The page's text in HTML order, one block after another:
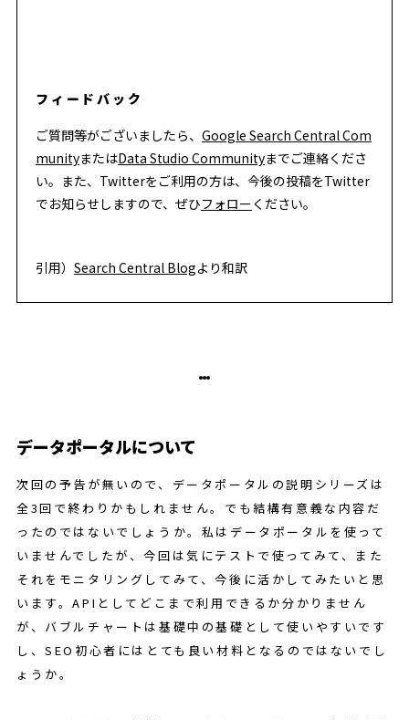
フィードバック
ご質問等がございましたら、 Google Search Central Com
munityまたはData Studio Communityまでご連絡くださ
い。また、Twitterをご利用の方は、今後の投稿をTwitter
でお知らせしますので、ぜひフォロー ください。
引用） Search Central Blogより和訳
データポータルについて
次回の予告が無いので、データポータルの説明シリーズは
全3回で終わりかもしれません。でも結構有意義な内容だ
ったのではないでしょうか。私はデータポータルを使って
いませんでしたが、今回は気にテストで使ってみて、また
それをモニタリングしてみて、今後に活かしてみたいと思
います。APIとしてどこまで利用できるか分かりません
が、バブルチャートは基礎中の基礎として使いやすいです
し、SEO初心者にはとても良い材料となるのではないでし
ょうか。